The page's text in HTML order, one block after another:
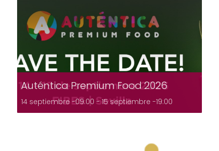
Auténtica Premium Food 2026
14 septiembre -09:00 -15 septiembre -19:00